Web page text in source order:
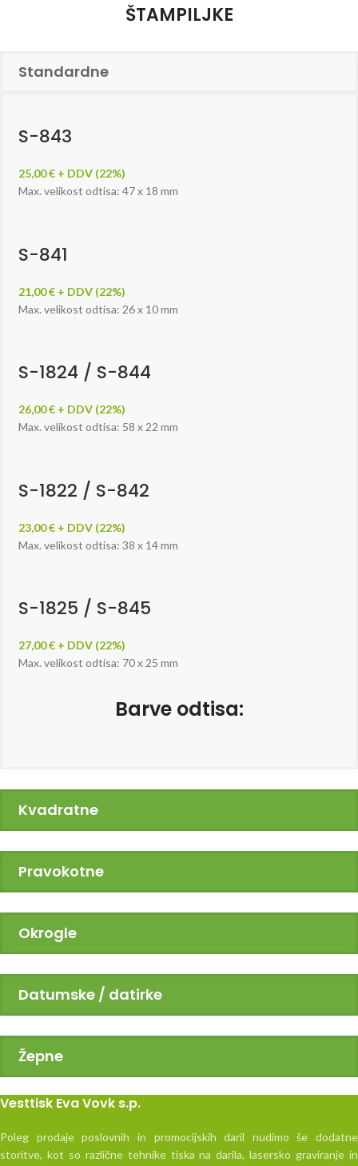
ŠTAMPILJKE
Standardne
S-843
25,00 € + DDV (22%)
Max. velikost odtisa: 47 x 18 mm
S-841
21,00 € + DDV (22%)
Max. velikost odtisa: 26 x 10 mm
S-1824 / S-844
26,00 € + DDV (22%)
Max. velikost odtisa: 58 x 22 mm
S-1822 / S-842
23,00 € + DDV (22%)
Max. velikost odtisa: 38 x 14 mm
S-1825 / S-845
27,00 € + DDV (22%)
Max. velikost odtisa: 70 x 25 mm
Barve odtisa:
Kvadratne
Pravokotne
Okrogle
Datumske / datirke
Žepne
Vesttisk Eva Vovk s.p.
Poleg prodaje poslovnih in promocijskih daril nudimo še dodatne
storitve, kot so različne tehnike tiska na darila, lasersko graviranje in